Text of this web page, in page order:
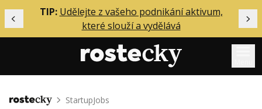
Předchozí
TIP: Udělejte z vašeho podnikání aktivum,
které slouží a vydělává
Mentoring
Domů StartupJobs